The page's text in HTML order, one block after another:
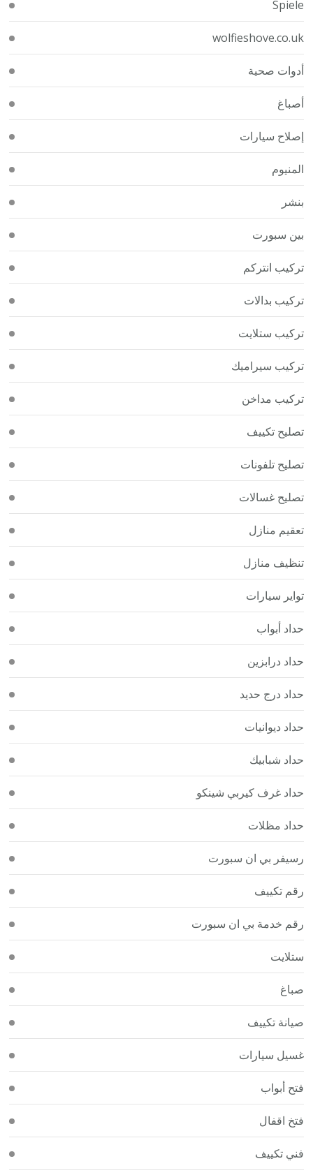
Spiele
wolfieshove.co.uk
أدوات صحية
أصباغ
إصلاح سيارات
المنيوم
بنشر
بين سبورت
تركيب انتركم
تركيب بدالات
تركيب ستلايت
تركيب سيراميك
تركيب مداخن
تصليح تكييف
تصليح تلفونات
تصليح غسالات
تعقيم منازل
تنظيف منازل
تواير سيارات
حداد أبواب
حداد درابزين
حداد درج حديد
حداد ديوانيات
حداد شبابيك
حداد غرف كيربي شينكو
حداد مظلات
رسيفر بي ان سبورت
رقم تكييف
رقم خدمة بي ان سبورت
ستلايت
صباغ
صيانة تكييف
غسيل سيارات
فتح أبواب
فتخ اقفال
فني تكييف